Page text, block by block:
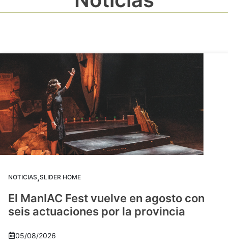
NOTICIAS,SLIDER HOME
El ManIAC Fest vuelve en agosto con
seis actuaciones por la provincia
05/08/2026